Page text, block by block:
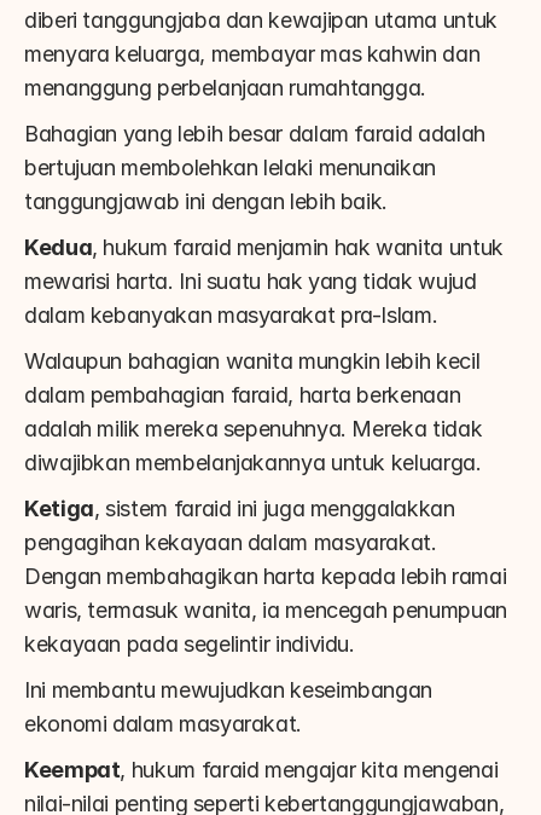
diberi tanggungjaba dan kewajipan utama untuk
menyara keluarga, membayar mas kahwin dan
menanggung perbelanjaan rumahtangga.
Bahagian yang lebih besar dalam faraid adalah
bertujuan membolehkan lelaki menunaikan
tanggungjawab ini dengan lebih baik.
Kedua, hukum faraid menjamin hak wanita untuk
mewarisi harta. Ini suatu hak yang tidak wujud
dalam kebanyakan masyarakat pra-Islam.
Walaupun bahagian wanita mungkin lebih kecil
dalam pembahagian faraid, harta berkenaan
adalah milik mereka sepenuhnya. Mereka tidak
diwajibkan membelanjakannya untuk keluarga.
Ketiga, sistem faraid ini juga menggalakkan
pengagihan kekayaan dalam masyarakat.
Dengan membahagikan harta kepada lebih ramai
waris, termasuk wanita, ia mencegah penumpuan
kekayaan pada segelintir individu.
Ini membantu mewujudkan keseimbangan
ekonomi dalam masyarakat.
Keempat, hukum faraid mengajar kita mengenai
nilai-nilai penting seperti kebertanggungjawaban,